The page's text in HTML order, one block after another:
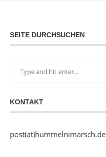
SEITE DURCHSUCHEN
KONTAKT
post(at)hummelnimarsch.de